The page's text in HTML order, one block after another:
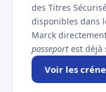
des Titres
disponibles dans
Marck
passeport est déjà
Voir les